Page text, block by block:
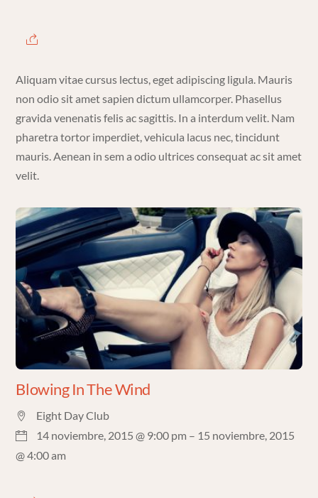
Aliquam vitae cursus lectus, eget adipiscing ligula. Mauris
non odio sit amet sapien dictum ullamcorper. Phasellus
gravida venenatis felis ac sagittis. In a interdum velit. Nam
pharetra tortor imperdiet, vehicula lacus nec, tincidunt
mauris. Aenean in sem a odio ultrices consequat ac sit amet
velit.
Blowing In The Wind
Eight Day Club
14 noviembre, 2015 @ 9:00 pm – 15 noviembre, 2015
@ 4:00 am